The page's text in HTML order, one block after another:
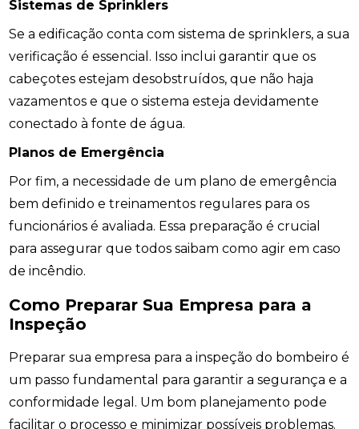
Sistemas de Sprinklers
Se a edificação conta com sistema de sprinklers, a sua
verificação é essencial. Isso inclui garantir que os
cabeçotes estejam desobstruídos, que não haja
vazamentos e que o sistema esteja devidamente
conectado à fonte de água.
Planos de Emergência
Por fim, a necessidade de um plano de emergência
bem definido e treinamentos regulares para os
funcionários é avaliada. Essa preparação é crucial
para assegurar que todos saibam como agir em caso
de incêndio.
Como Preparar Sua Empresa para a
Inspeção
Preparar sua empresa para a inspeção do bombeiro é
um passo fundamental para garantir a segurança e a
conformidade legal. Um bom planejamento pode
facilitar o processo e minimizar possíveis problemas.